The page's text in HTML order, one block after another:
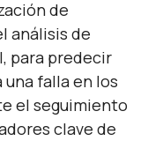
de
análisis de
para predecir
falla en los
el seguimiento
clave de